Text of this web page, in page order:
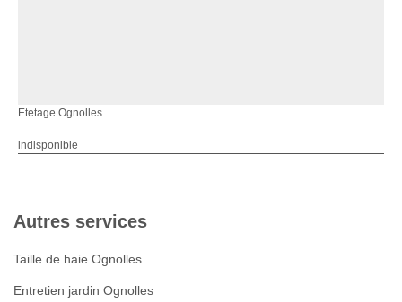
Etetage Ognolles
indisponible
Autres services
Taille de haie Ognolles
Entretien jardin Ognolles